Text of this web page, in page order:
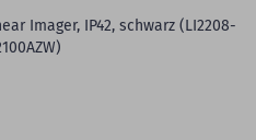
Imager, IP42, schwarz (LI2208-